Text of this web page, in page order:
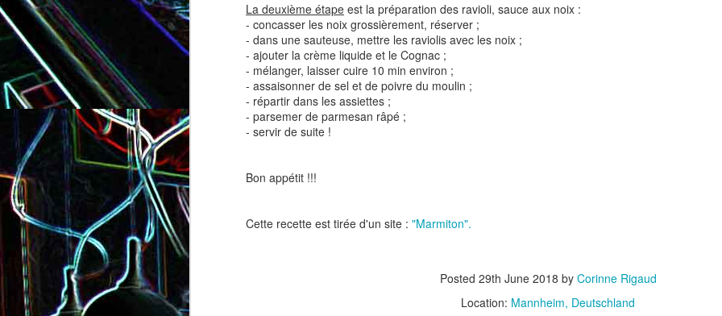
La deuxième étape est la préparation des ravioli, sauce aux noix :
- concasser les noix grossièrement, réserver ;
- dans une sauteuse, mettre les raviolis avec les noix ;
- ajouter la crème liquide et le Cognac ;
- mélanger, laisser cuire 10 min environ ;
- assaisonner de sel et de poivre du moulin ;
- répartir dans les assiettes ;
- parsemer de parmesan râpé ;
- servir de suite !
Bon appétit !!!
Cette recette est tirée d'un site : "Marmiton".
Posted 29th June 2018 by Corinne Rigaud
Location: Mannheim, Deutschland
Brownie au chocolat recouvert
de marshmallows fondus Tapenade verte aux amandes Quiche aux 3 fromages
Salade de lentilles au céleri
branche et à la carotte
2
légumes